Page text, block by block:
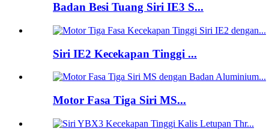
Badan Besi Tuang Siri IE3 S...
Siri IE2 Kecekapan Tinggi ...
Motor Fasa Tiga Siri MS...